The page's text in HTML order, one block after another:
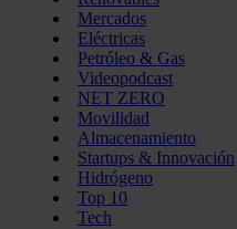
Mercados
Eléctricas
Petróleo & Gas
Videopodcast
NET ZERO
Movilidad
Almacenamiento
Startups & Innovación
Hidrógeno
Top 10
Tech